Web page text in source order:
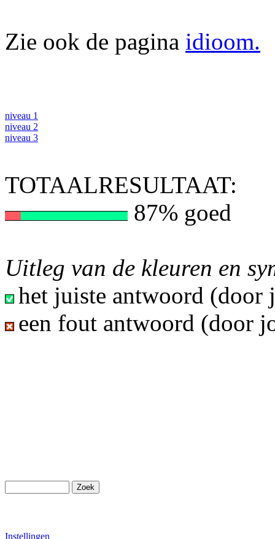
Zie ook de pagina idioom.
niveau 1
niveau 2
niveau 3
TOTAALRESULTAAT:
87% goed
Uitleg van de kleuren en
het juiste antwoord (door
een fout antwoord (door
Instellingen